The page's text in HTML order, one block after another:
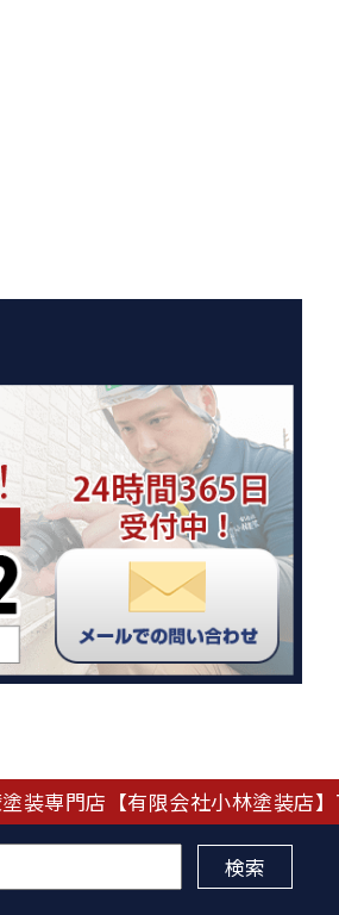
装専門店【有限会社小林塗装店